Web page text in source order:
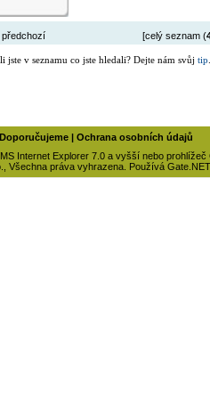
předchozí [celý seznam (
jste v seznamu co jste hledali? Dejte nám svůj tip
Doporučujeme | Ochrana osobních údajů
Internet Explorer 7.0 a vyšší nebo prohlížeč
Všechna práva vyhrazena. Používá